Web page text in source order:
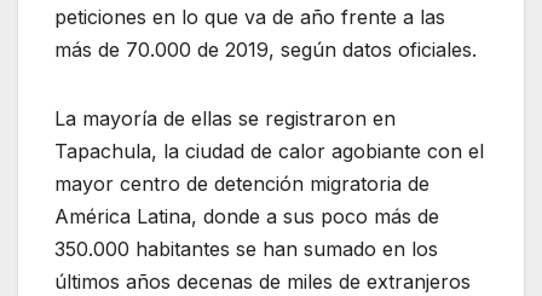
peticiones en lo que va de año frente a las
más de 70.000 de 2019, según datos oficiales.
La mayoría de ellas se registraron en
Tapachula, la ciudad de calor agobiante con el
mayor centro de detención migratoria de
América Latina, donde a sus poco más de
350.000 habitantes se han sumado en los
últimos años decenas de miles de extranjeros